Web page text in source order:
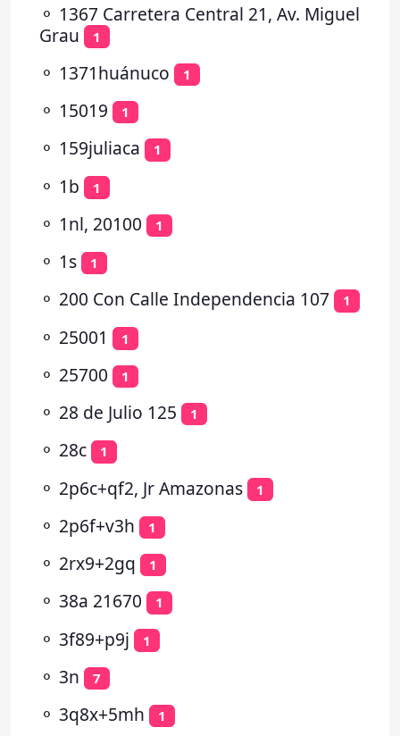
⚬ 1367 Carretera Central 21, Av. Miguel
Grau
1
⚬ 1371huánuco 1
⚬ 15019 1
⚬ 159juliaca 1
⚬ 1b 1
⚬ 1nl, 20100 1
⚬ 1s 1
⚬ 200 Con Calle Independencia 107 1
⚬ 25001 1
⚬ 25700 1
⚬ 28 de Julio 125 1
⚬ 28c 1
⚬ 2p6c+qf2, Jr Amazonas 1
⚬ 2p6f+v3h 1
⚬ 2rx9+2gq 1
⚬ 38a 21670 1
⚬ 3f89+p9j 1
⚬ 3n 7
⚬ 3q8x+5mh 1